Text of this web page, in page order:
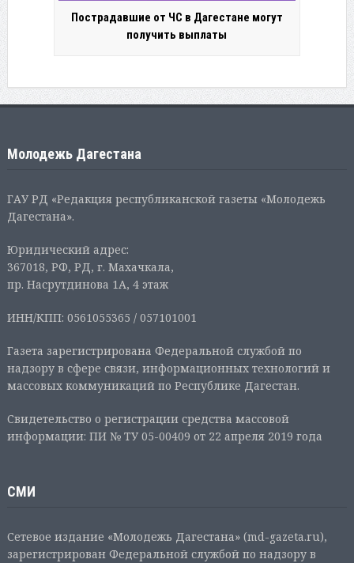
Пострадавшие от ЧС в Дагестане могут
получить выплаты
Молодежь Дагестана
ГАУ РД «Редакция республиканской газеты «Молодежь
Дагестана».
Юридический адрес:
367018, РФ, РД, г. Махачкала,
пр. Насрутдинова 1А, 4 этаж
ИНН/КПП: 0561055365 / 057101001
Газета зарегистрирована Федеральной службой по
надзору в сфере связи, информационных технологий и
массовых коммуникаций по Республике Дагестан.
Свидетельство о регистрации средства массовой
информации: ПИ № ТУ 05-00409 от 22 апреля 2019 года
СМИ
Сетевое издание «Молодежь Дагестана» (md-gazeta.ru),
зарегистрирован Федеральной службой по надзору в